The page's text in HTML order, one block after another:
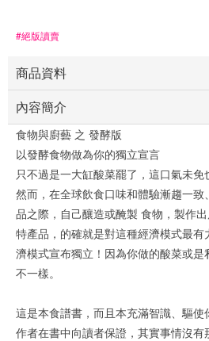
#絕版讀賣
商品資料
內容簡介
食物與廚藝 之 發酵版
以發酵食物做為你的獨立宣言
只不過是一大缸酸菜罷了，這口氣未免
然而，在全球飲食口味和體驗漸趨一
品之際，自己釀造或醃製 食物，製作
特產品，的確就是對這種經濟模式最
濟模式宣布獨立！因為你做的酸菜或
不一樣。
這是本食譜書，而且本充滿智識、驅使
作者在書中向讀者保證，其實事情沒